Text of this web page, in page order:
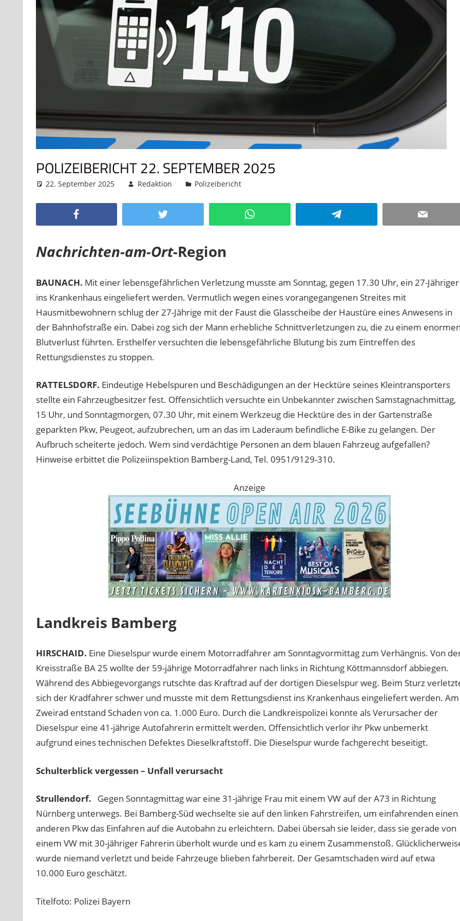
POLIZEIBERICHT 22. SEPTEMBER 2025
22. September 2025 Redaktion Polizeibericht
Twitter WhatsApp Telegram Email
Nachrichten-am-Ort-Region
BAUNACH. Mit einer lebensgefährlichen Verletzung musste am Sonntag, gegen 17.30 Uhr, ein 27-Jähriger
ins Krankenhaus eingeliefert werden. Vermutlich wegen eines vorangegangenen Streites mit
Hausmitbewohnern schlug der 27-Jährige mit der Faust die Glasscheibe der Haustüre eines Anwesens in
der Bahnhofstraße ein. Dabei zog sich der Mann erhebliche Schnittverletzungen zu, die zu einem
Blutverlust führten. Ersthelfer versuchten die lebensgefährliche Blutung bis zum Eintreffen des
Rettungsdienstes zu stoppen.
RATTELSDORF. Eindeutige Hebelspuren und Beschädigungen an der Hecktüre seines Kleintransporters
stellte ein Fahrzeugbesitzer fest. Offensichtlich versuchte ein Unbekannter zwischen Samstagnachmittag,
15 Uhr, und Sonntagmorgen, 07.30 Uhr, mit einem Werkzeug die Hecktüre des in der Gartenstraße
geparkten Pkw, Peugeot, aufzubrechen, um an das im Laderaum befindliche E-Bike zu gelangen. Der
Aufbruch scheiterte jedoch. Wem sind verdächtige Personen an dem blauen Fahrzeug aufgefallen?
Hinweise erbittet die Polizeiinspektion Bamberg-Land, Tel. 0951/9129-310.
Anzeige
Landkreis Bamberg
HIRSCHAID. Eine Dieselspur wurde einem Motorradfahrer am Sonntagvormittag zum Verhängnis. Von
Kreisstraße BA 25 wollte der 59-jährige Motorradfahrer nach links in Richtung Köttmannsdorf abbiegen.
Während des Abbiegevorgangs rutschte das Kraftrad auf der dortigen Dieselspur weg. Beim Sturz
sich der Kradfahrer schwer und musste mit dem Rettungsdienst ins Krankenhaus eingeliefert werden. Am
Zweirad entstand Schaden von ca. 1.000 Euro. Durch die Landkreispolizei konnte als Verursacher der
Dieselspur eine 41-jährige Autofahrerin ermittelt werden. Offensichtlich verlor ihr Pkw unbemerkt
aufgrund eines technischen Defektes Dieselkraftstoff. Die Dieselspur wurde fachgerecht beseitigt.
Schulterblick vergessen – Unfall verursacht
Strullendorf. Gegen Sonntagmittag war eine 31-jährige Frau mit einem VW auf der A73 in Richtung
Nürnberg unterwegs. Bei Bamberg-Süd wechselte sie auf den linken Fahrstreifen, um einfahrenden einen
anderen Pkw das Einfahren auf die Autobahn zu erleichtern. Dabei übersah sie leider, dass sie gerade von
einem VW mit 30-jähriger Fahrerin überholt wurde und es kam zu einem Zusammenstoß.
wurde niemand verletzt und beide Fahrzeuge blieben fahrbereit. Der Gesamtschaden wird auf etwa
10.000 Euro geschätzt.
Titelfoto: Polizei Bayern